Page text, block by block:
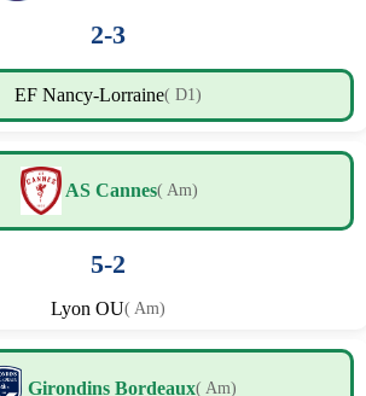
2-3
EF Nancy-Lorraine( D1)
AS Cannes( Am)
5-2
Lyon OU( Am)
Girondins Bordeaux( Am)